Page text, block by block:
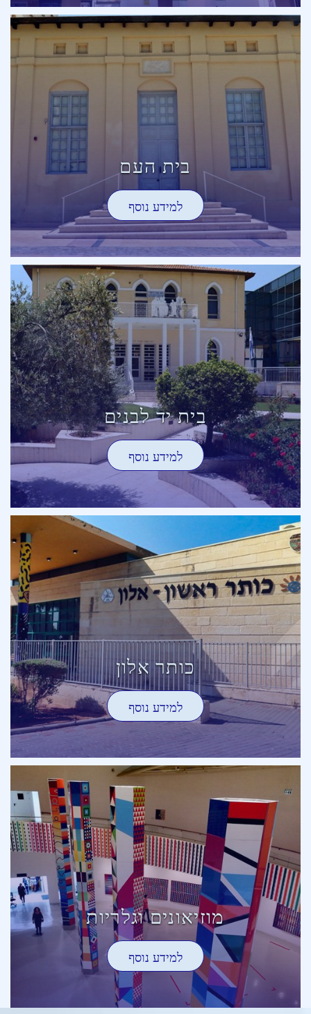
בית העם
למידע נוסף
בית יד לבנים
למידע נוסף
כותר אלון
למידע נוסף
מוזיאונים וגלריות
למידע נוסף